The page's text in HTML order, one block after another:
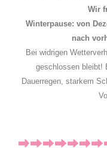
Wir
Winterpause: von
nach
Bei widrigen
geschlossen bleibt!
Dauerregen, starkem